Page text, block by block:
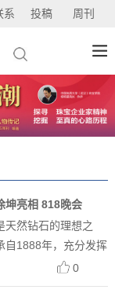
系 投稿 周刊
坤亮相 818晚会
天然钻石的理想之
自1888年，充分发挥
深入探索璀璨夺目的
于他们的天然美钻。
0